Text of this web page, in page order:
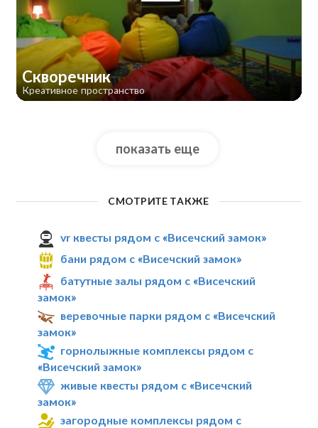
Скворечник
Креативное пространство
показать еще
СМОТРИТЕ ТАКЖЕ
vr квесты рядом с «Висечский замок»
бани рядом с «Висечский замок»
батутные залы рядом с «Висечский
замок»
веревочные парки рядом с «Висечский
замок»
горнолыжные комплексы рядом с
«Висечский замок»
живые квесты рядом с «Висечский
замок»
загородные комплексы рядом с